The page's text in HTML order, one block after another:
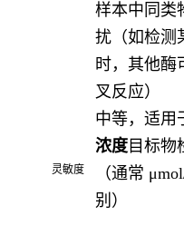
样本中同类
扰（如检测
时，其他酶
叉反应）
灵敏度
中等，适用
浓度目标物
（通常
别）